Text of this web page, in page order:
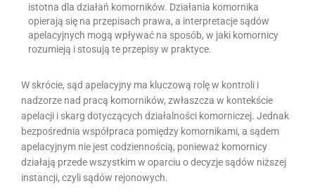
istotna dla działań komorników. Działania komornika
opierają się na przepisach prawa, a interpretacje sądów
apelacyjnych mogą wpływać na sposób, w jaki komornicy
rozumieją i stosują te przepisy w praktyce.
W skrócie, sąd apelacyjny ma kluczową rolę w kontroli i
nadzorze nad pracą komorników, zwłaszcza w kontekście
apelacji i skarg dotyczących działalności komorniczej. Jednak
bezpośrednia współpraca pomiędzy komornikami, a sądem
apelacyjnym nie jest codziennością, ponieważ komornicy
działają przede wszystkim w oparciu o decyzje sądów niższej
instancji, czyli sądów rejonowych.